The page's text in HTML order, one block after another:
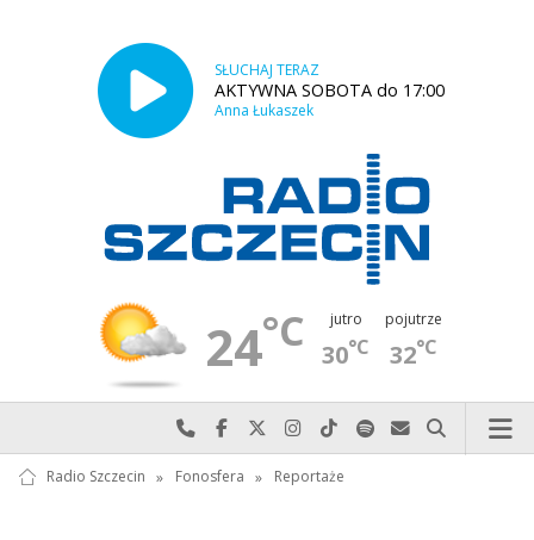
SŁUCHAJ TERAZ
AKTYWNA SOBOTA do 17:00
Anna Łukaszek
24°C jutro
30°C
pojutrze
32°C
Najlepiej po prostu do nas zadzwoń
Odwiedź nas na Facebook-u
Odwiedź nas na X
Odwiedź nas na Instagram-ie
Odwiedź nas na TikTok-u
Szukaj nas na Spotify
Wyślij do nas
Szukaj
Radio Szczecin » Fonosfera » Reportaże